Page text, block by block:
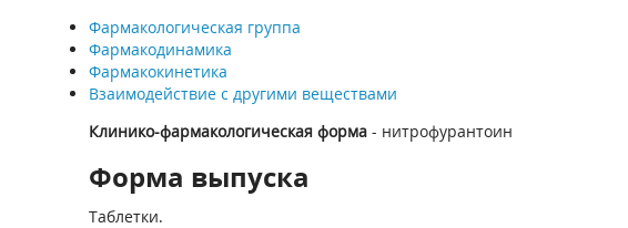
Фармакологическая группа
Фармакодинамика
Фармакокинетика
Взаимодействие с другими веществами
Клинико-фармакологическая форма- нитрофурантоин
Форма выпуска
Таблетки.